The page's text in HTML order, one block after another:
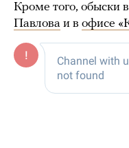
Кроме того, обыски
Павлова и в офисе